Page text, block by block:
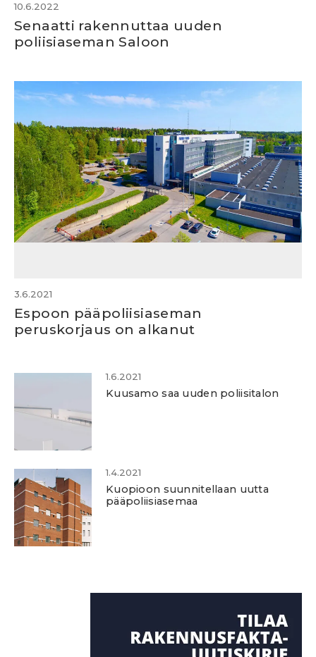
10.6.2022
Senaatti rakennuttaa uuden
poliisiaseman Saloon
3.6.2021
Espoon pääpoliisiaseman
peruskorjaus on alkanut
1.6.2021
Kuusamo saa uuden poliisitalon
1.4.2021
Kuopioon suunnitellaan uutta
pääpoliisiasemaa